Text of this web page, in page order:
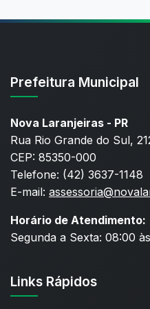
Prefeitura Municipal
Nova Laranjeiras - PR
Rua Rio Grande do Sul,
CEP: 85350-000
Telefone: (42) 3637-1148
E-mail:
Horário de Atendimento:
Segunda a Sexta: 08:00
Links Rápidos